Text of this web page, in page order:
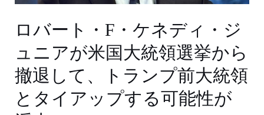
表
明
ロバート・F・ケネディ・ジ
ュニアが米国大統領選挙から
撤退して、トランプ前大統領
とタイアップする可能性が
ィ・
ジ
ュ
ニ
ア
が
米